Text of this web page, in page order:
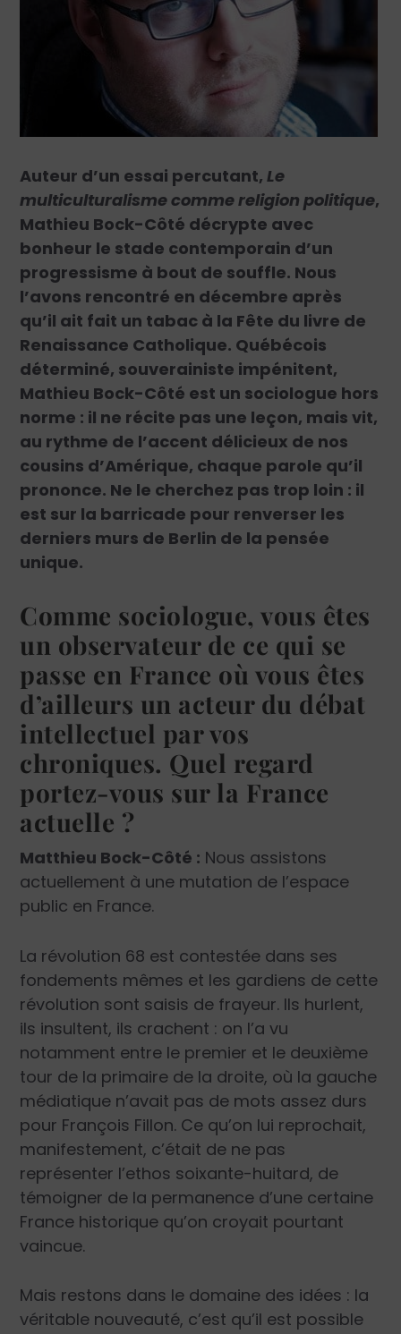
Auteur d’un essai percutant,Le
multiculturalisme comme religion politique,
Mathieu Bock-Côté décrypte avec
bonheur le stade contemporain d’un
progressisme à bout de souffle. Nous
l’avons rencontré en décembre après
qu’il ait fait un tabac à la Fête du livre de
Renaissance Catholique. Québécois
déterminé, souverainiste impénitent,
Mathieu Bock-Côté est un sociologue hors
norme : il ne récite pas une leçon, mais vit,
au rythme de l’accent délicieux de nos
cousins d’Amérique, chaque parole qu’il
prononce. Ne le cherchez pas trop loin : il
est sur la barricade pour renverser les
derniers murs de Berlin de la pensée
unique.
Comme sociologue, vous êtes
un observateur de ce qui se
passe en France où vous êtes
d’ailleurs un acteur du débat
intellectuel par vos
chroniques. Quel regard
portez-vous sur la France
actuelle ?
Matthieu Bock-Côté : Nous assistons
actuellement à une mutation de l’espace
public en France.
La révolution 68 est contestée dans ses
fondements mêmes et les gardiens de cette
révolution sont saisis de frayeur. Ils hurlent,
ils insultent, ils crachent : on l’a vu
notamment entre le premier et le deuxième
tour de la primaire de la droite, où la gauche
médiatique n’avait pas de mots assez durs
pour François Fillon. Ce qu’on lui reprochait,
manifestement, c’était de ne pas
représenter l’ethos soixante-huitard, de
témoigner de la permanence d’une certaine
France historique qu’on croyait pourtant
vaincue.
Mais restons dans le domaine des idées : la
véritable nouveauté, c’est qu’il est possible